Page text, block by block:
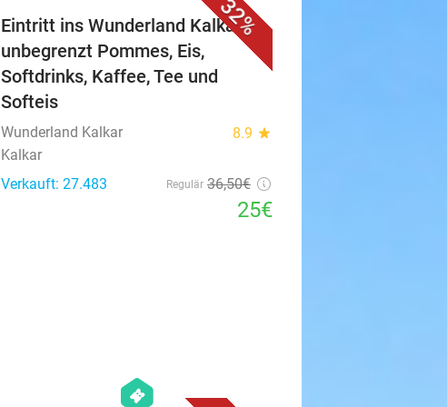
32%
Eintritt ins Wunderland Kalkar +
unbegrenzt Pommes, Eis,
Softdrinks, Kaffee, Tee und
Softeis
Wunderland Kalkar 8.9 star
Kalkar
Verkauft: 27.483
Regulär 36,50€
25€
hexagon
events